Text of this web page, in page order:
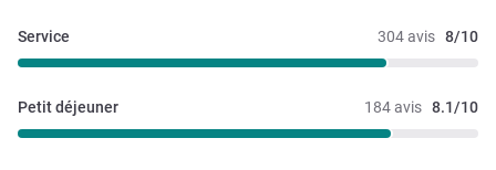
304 avis 8/10
Service
184 avis 8.1/10
Petit déjeuner